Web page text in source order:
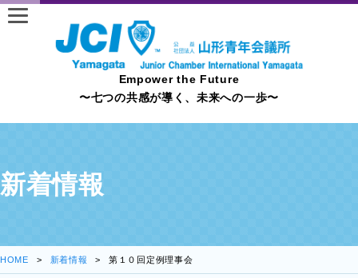
Empower the Future
〜七つの共感が導く、未来への一歩〜
新着情報
HOME 新着情報 第１０回定例理事会